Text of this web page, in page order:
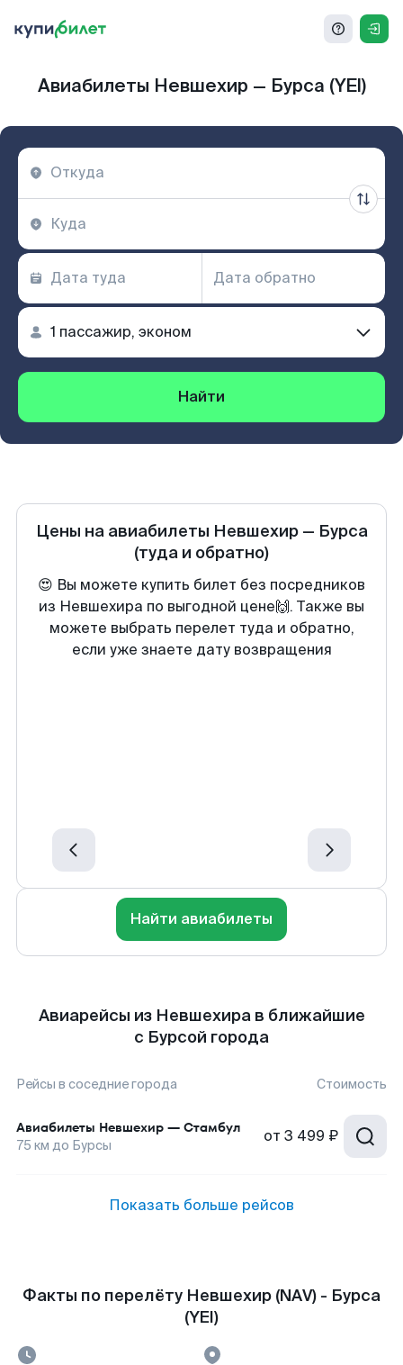
Авиабилеты Невшехир — Бурса (YEI)
Найти
Цены на авиабилеты Невшехир— Бурса
(туда и обратно)
😍 Вы можете купить билет без посредников
из Невшехира по выгодной цене🙌. Также вы
можете выбрать перелет туда и обратно,
если уже знаете дату возвращения
Найти авиабилеты
Авиарейсы из Невшехира в ближайшие
с Бурсой города
Рейсы в соседние города Стоимость
Авиабилеты Невшехир — Стамбул
75 км до Бурсы от 3 499 ₽
Показать больше рейсов
Факты по перелёту Невшехир (NAV) - Бурса
(YEI)